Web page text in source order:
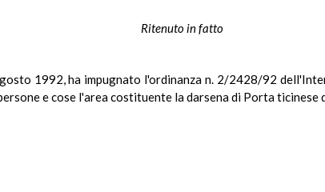
Ritenuto in fatto
1992, ha impugnato l'ordinanza n. 2/2428/92
e cose l'area costituente la darsena di Porta ticinese